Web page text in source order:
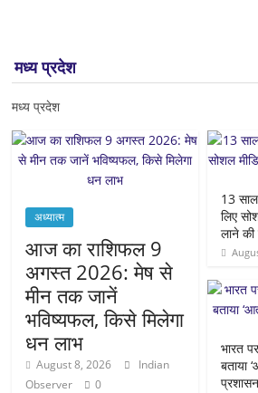
मध्य प्रदेश
मध्य प्रदेश
अध्यात्म
आज का राशिफल 9
अगस्त 2026: मेष से
मीन तक जानें
भविष्यफल, किसे मिलेगा
धन लाभ
August 8, 2026
Indian
Observer
0
13
लिए
लाने की
भारत
बताया